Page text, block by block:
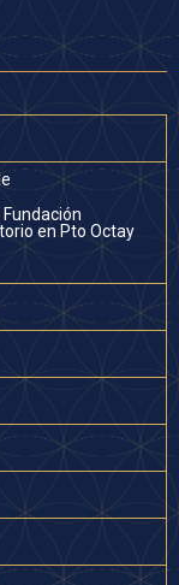
en Pto Octay